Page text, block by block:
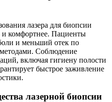
лазера для биопсии
и комфортнее. Пациенты
и меньший отек по
Соблюдение
включая гигиену полости
быстрое заживление
лазерной биопсии